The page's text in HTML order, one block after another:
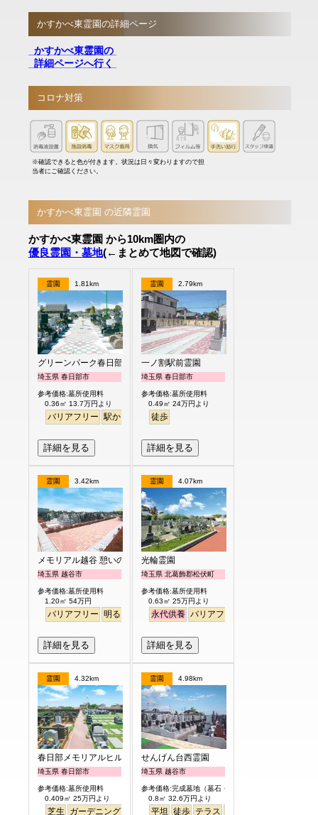
かすかべ東霊園の詳細ページ
かすかべ東霊園の
詳細ページへ行く
コロナ対策
※確認できると色が付きます。状況は日々変わりますので担
当者にご確認ください。
かすかべ東霊園 の近隣霊園
かすかべ東霊園 から10km圏内の
優良霊園・墓地(←まとめて地図で確認)
霊園 1.81km
グリーンパーク春日部浄園
埼玉県 春日部市
参考価格:墓所使用料
0.36㎡ 13.7万円より
バリアフリー 駅から徒歩 ペット
詳細を見る
霊園 2.79km
一ノ割駅前霊園
埼玉県 春日部市
参考価格:墓所使用料
0.49㎡ 24万円より
徒歩
詳細を見る
霊園 3.42km
メモリアル越谷 憩いの郷
埼玉県 越谷市
参考価格:墓所使用料
1.20㎡ 54万円
バリアフリー 明るい
詳細を見る
霊園 4.07km
光輪霊園
埼玉県 北葛飾郡松伏町
参考価格:墓所使用料
0.63㎡ 25万円より
永代供養 バリアフリー
詳細を見る
霊園 4.32km
春日部メモリアルヒルズ
埼玉県 春日部市
参考価格:墓所使用料
0.409㎡ 25万円より
芝生 ガーデニング
霊園 4.98km
せんげん台西霊園
埼玉県 越谷市
参考価格:完成墓地（墓石・外柵付）
0.8㎡ 32.6万円より
平坦 徒歩 テラス